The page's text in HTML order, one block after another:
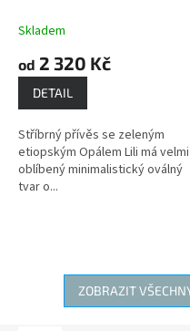
něhy, vášně, důvěry a
Skladem
od 2 320 Kč
DETAIL
Stříbrný přívěs se zeleným
etiopským Opálem Lili má velmi
oblíbený minimalistický oválný
tvar o...
ZOBRAZIT